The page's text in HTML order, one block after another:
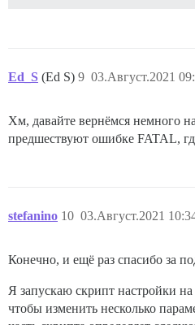
Ed_S (Ed S) 03.Август.2021
9
Хм, давайте вернёмся немного
предшествуют ошибке FATAL,
stefanino 03.Август.2021
10
Конечно, и ещё раз спасибо за
Я запускаю скрипт настройки
чтобы изменить несколько